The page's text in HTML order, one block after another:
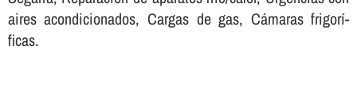
aires acondicionados, Cargas de gas, Cámaras frigorí­
ficas.